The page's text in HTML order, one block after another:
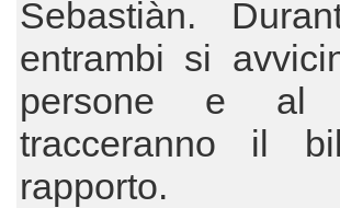
Sebastiàn.
entrambi si
persone e al
tracceranno il
rapporto.